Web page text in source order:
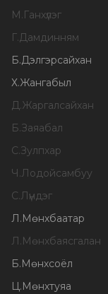
М.Ганхүлэг
Г.Дамдинням
Б.Дэлгэрсайхан
Х.Жангабыл
Д.Жаргалсайхан
Б.Заяабал
С.Зулпхар
Ч.Лодойсамбуу
С.Лүндэг
Л.Мөнхбаатар
Л.Мөнхбаясгалан
Б.Мөнхсоёл
Ц.Мөнхтуяа